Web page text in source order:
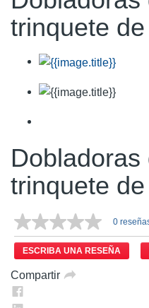
trinquete
trinquete
0
ESCRIBA UNA RESEÑA
Compartir